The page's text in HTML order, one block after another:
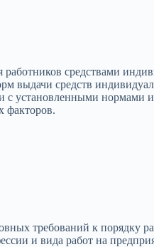
средствами
выдачи средств
с установленными
факторов.
требований к порядку
и вида работ на